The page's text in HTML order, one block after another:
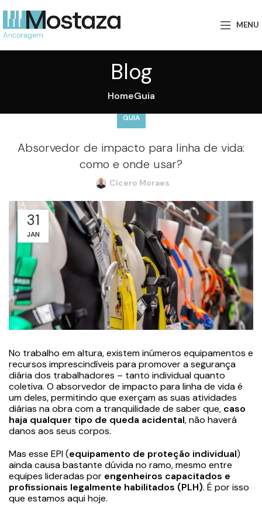
MENU
Blog
HomeGuia
GUIA
Absorvedor de impacto para linha de vida:
como e onde usar?
Cícero Moraes
31
JAN
No trabalho em altura, existem inúmeros equipamentos e
recursos imprescindíveis para promover a segurança
diária dos trabalhadores – tanto individual quanto
coletiva. O absorvedor de impacto para linha de vida é
um deles, permitindo que exerçam as suas atividades
diárias na obra com a tranquilidade de saber que, caso
haja qualquer tipo de queda acidental, não haverá
danos aos seus corpos.
Mas esse EPI (equipamento de proteção individual)
ainda causa bastante dúvida no ramo, mesmo entre
equipes lideradas por engenheiros capacitados e
profissionais legalmente habilitados (PLH). É por isso
que estamos aqui hoje.